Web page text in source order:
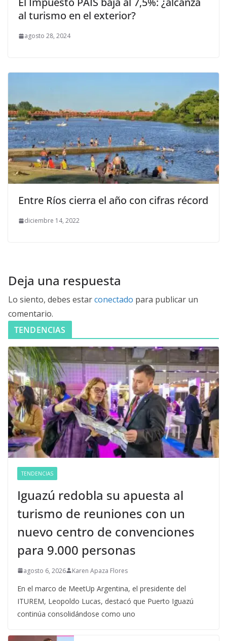
al turismo en el exterior?
agosto 28, 2024
Entre Ríos cierra el año con cifras récord
diciembre 14, 2022
Deja una respuesta
Lo siento, debes estarconectado para publicar un
comentario.
TENDENCIAS
TENDENCIAS
Iguazú redobla su apuesta al
turismo de reuniones con un
nuevo centro de convenciones
para 9.000 personas
agosto 6, 2026 Karen Apaza Flores
En el marco de MeetUp Argentina, el presidente del
ITUREM, Leopoldo Lucas, destacó que Puerto Iguazú
continúa consolidándose como uno